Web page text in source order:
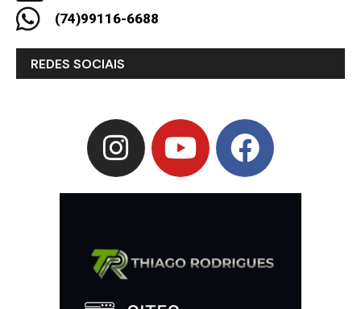
(74)99116-6688
REDES SOCIAIS